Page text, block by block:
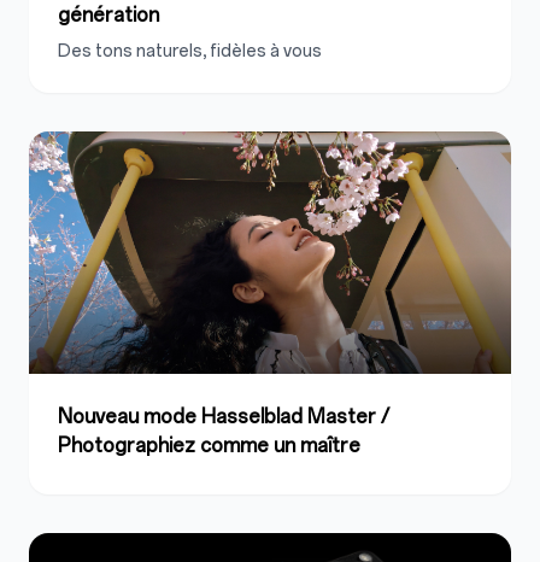
génération
Des tons naturels, fidèles à vous
Nouveau mode Hasselblad Master /
Photographiez comme un maître